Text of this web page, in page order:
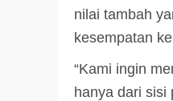
nilai tambah
kesempatan
“Kami ingin
hanya dari sisi